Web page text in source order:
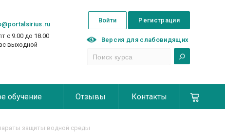
с 9.00 до 18.00
выходной
Регистрация
Войти
Версия для слабовидящих
обучение Отзывы Контакты
защиты водной среды